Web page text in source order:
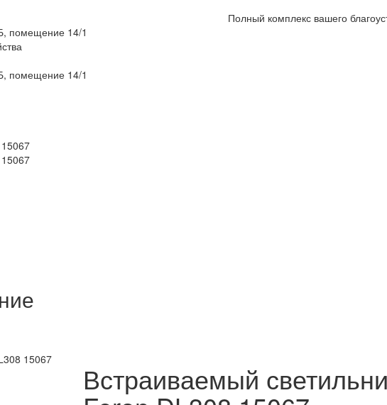
помещение 14/1
Полный комплекс вашего
помещение 14/1
Встраиваемый